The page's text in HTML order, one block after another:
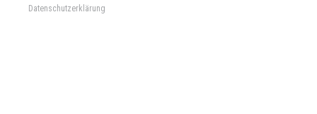
Datenschutzerklärung